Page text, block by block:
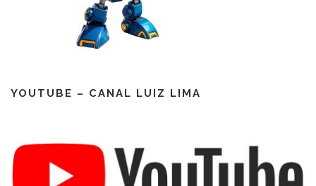
YOUTUBE – CANAL LUIZ LIMA